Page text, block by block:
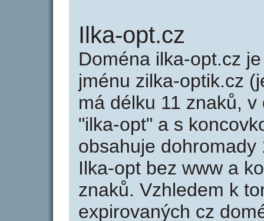
Ilka-opt.cz
Doména ilka-opt.cz
jménu zilka-optik.cz
má délku 11 znaků,
"ilka-opt" a s
obsahuje
Ilka-opt bez www a
znaků. Vzhledem k
expirovaných cz